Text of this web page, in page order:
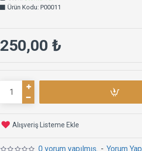
Ürün Kodu: P00011
0 yorum yapılmış. - Yorum Yap
250,00 ₺
Alışveriş Listeme Ekle